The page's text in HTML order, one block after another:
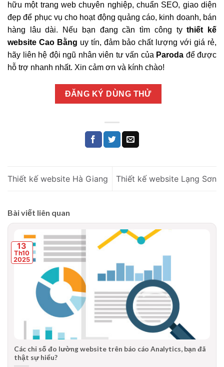
hữu một trang web chuyên nghiệp, chuẩn SEO, giao diện
đẹp để phục vụ cho hoạt động quảng cáo, kinh doanh, bán
hàng lâu dài. Nếu bạn đang cần tìm công tythiết kế
website Cao Bằng uy tín, đảm bảo chất lượng với giá rẻ,
hãy liên hệ đội ngũ nhân viên tư vấn của Paroda để được
hỗ trợ nhanh nhất. Xin cảm ơn và kính chào!
ĐĂNG KÝ DÙNG THỬ
Thiết kế website Hà Giang Thiết kế website Lạng Sơn
Bài viết liên quan
Các chỉ số đo lường website trên báo cáo Analytics, bạn đã
thật sự hiểu?
13
Th10
2025